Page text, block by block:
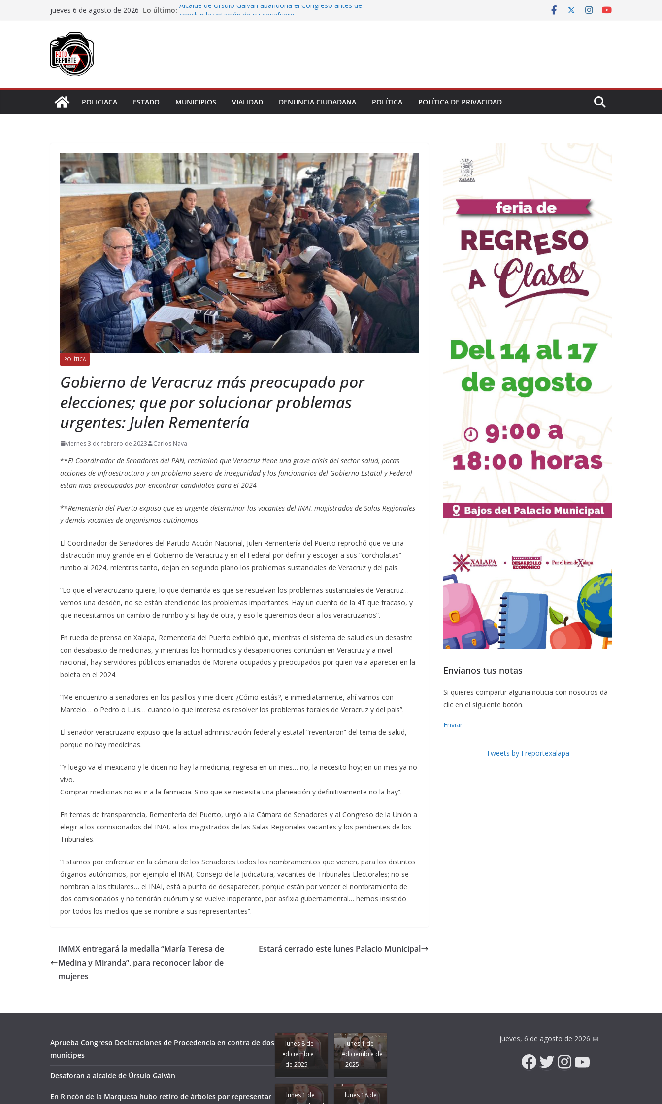
jueves 6 de agosto de 2026 Lo último: Alcalde de Úrsulo Galván abandona el Congreso antes de
de discapacidad
POLICIACA
ESTADO MUNICIPIOS VIALIDAD DENUNCIA CIUDADANA POLÍTICA POLÍTICA DE PRIVACIDAD
POLÍTICA
Gobierno de Veracruz más preocupado por
elecciones; que por solucionar problemas
urgentes: Julen Rementería
viernes 3 de febrero de 2023 Carlos Nava
**El Coordinador de Senadores del PAN, recriminó que Veracruz tiene una grave crisis del sector salud, pocas
acciones de infraestructura y un problema severo de inseguridad y los funcionarios del Gobierno Estatal y Federal
están más preocupados por encontrar candidatos para el 2024
**Rementería del Puerto expuso que es urgente determinar las vacantes del INAI, magistrados de Salas Regionales
y demás vacantes de organismos autónomos
El Coordinador de Senadores del Partido Acción Nacional, Julen Rementería del Puerto reprochó que ve una
distracción muy grande en el Gobierno de Veracruz y en el Federal por definir y escoger a sus “corcholatas”
rumbo al 2024, mientras tanto, dejan en segundo plano los problemas sustanciales de Veracruz y del país.
“Lo que el veracruzano quiere, lo que demanda es que se resuelvan los problemas sustanciales de Veracruz…
vemos una desdén, no se están atendiendo los problemas importantes. Hay un cuento de la 4T que fracaso, y
que necesitamos un cambio de rumbo y si hay de otra, y eso le queremos decir a los veracruzanos”.
En rueda de prensa en Xalapa, Rementería del Puerto exhibió que, mientras el sistema de salud es un desastre
con desabasto de medicinas, y mientras los homicidios y desapariciones continúan en Veracruz y a nivel
nacional, hay servidores públicos emanados de Morena ocupados y preocupados por quien va a aparecer en la
boleta en el 2024.
“Me encuentro a senadores en los pasillos y me dicen: ¿Cómo estás?, e inmediatamente, ahí vamos con
Marcelo… o Pedro o Luis… cuando lo que interesa es resolver los problemas torales de Veracruz y del pais”.
El senador veracruzano expuso que la actual administración federal y estatal “reventaron” del tema de salud,
porque no hay medicinas.
“Y luego va el mexicano y le dicen no hay la medicina, regresa en un mes… no, la necesito hoy; en un mes ya no
vivo.
Comprar medicinas no es ir a la farmacia. Sino que se necesita una planeación y definitivamente no la hay”.
En temas de transparencia, Rementería del Puerto, urgió a la Cámara de Senadores y al Congreso de la Unión a
elegir a los comisionados del INAI, a los magistrados de las Salas Regionales vacantes y los pendientes de los
Tribunales.
“Estamos por enfrentar en la cámara de los Senadores todos los nombramientos que vienen, para los distintos
órganos autónomos, por ejemplo el INAI, Consejo de la Judicatura, vacantes de Tribunales Electorales; no se
nombran a los titulares… el INAI, está a punto de desaparecer, porque están por vencer el nombramiento de
dos comisionados y no tendrán quórum y se vuelve inoperante, por asfixia gubernamental… hemos insistido
por todos los medios que se nombre a sus representantes”.
IMMX entregará la medalla “María Teresa de
Medina y Miranda”, para reconocer labor de
mujeres
Estará cerrado este lunes Palacio Municipal
Envíanos tus notas
Si quieres compartir alguna noticia con nosotros dá
clic en el siguiente botón.
Enviar
Tweets by Freportexalapa
Aprueba Congreso Declaraciones de Procedencia en contra de dos
munícipes
Desaforan a alcalde de Úrsulo Galván
En Rincón de la Marquesa hubo retiro de árboles por representar
lunes 8 de
diciembre
de 2025
lunes 1 de
diciembre de
2025
Apoyo y
Seguimos la
Ruta que
Marca
Nuestra
Rocío Nahle.
lunes 1 de
Pongamos
de moda;
San
Andrés
Tuxtla
presente.
lunes 18 de
jueves, 6 de agosto de 2026 📅
Facebook
Twitter
Instagram
YouTube